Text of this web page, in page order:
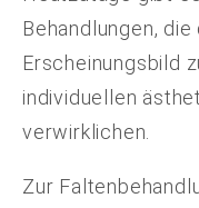
Behandlungen,
Erscheinungsbild
individuellen
verwirklichen.
Zur